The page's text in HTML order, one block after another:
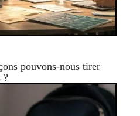
pouvons-nous tirer
?